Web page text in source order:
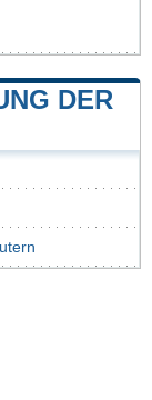
DER